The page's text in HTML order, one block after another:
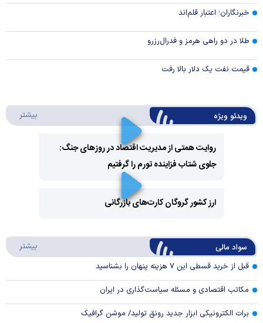
خبرنگاران؛ اعتبار قلم‌اند
طلا در دو راهی هرمز و فدرال‌رزرو
قیمت نفت یک دلار بالا رفت
ویدئو ویژه بیشتر
Play
Video
روایت همتی از مدیریت اقتصاد در روزهای جنگ:
جلوی شتاب فزاینده تورم را گرفتیم
Video
ارز کشور گروگان کارت‌های بازرگانی
سواد مالی بیشتر
قبل از خرید قسطی این ۷ هزینه پنهان را بشناسید
مکاتب اقتصادی و مسئله سیاست‌گذاری در ایران
برات الکترونیکی ابزار جدید رونق تولید/ موشن گرافیک